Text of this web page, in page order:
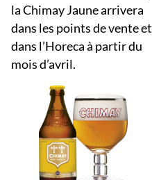
la Chimay Jaune arrivera
dans les points de vente et
dans l’Horeca à partir du
mois d’avril.